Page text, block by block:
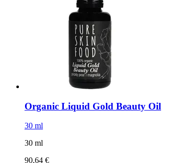
Organic Liquid Gold Beauty Oil
30 ml
30 ml
90,64 €